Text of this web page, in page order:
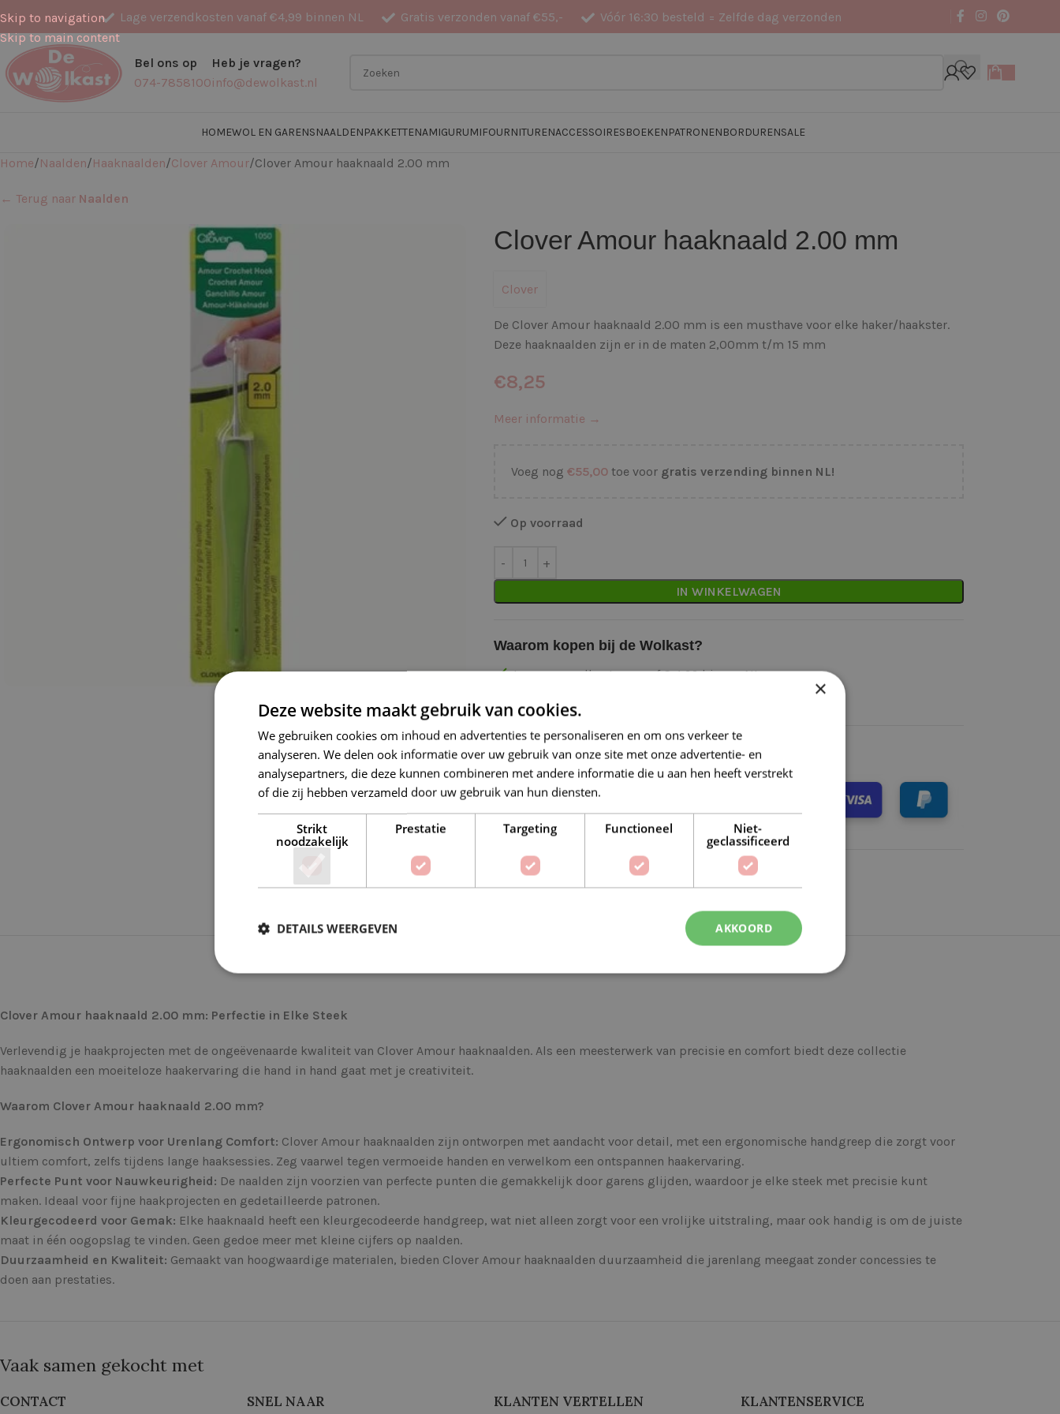
Skip to navigation
Skip to main content
Lage verzendkosten vanaf €4,99 binnen NL Gratis verzonden vanaf €55,- Vóór 16:30 besteld = Zelfde dag verzonden
Bel ons op
074-7858100
Heb je vragen?
info@dewolkast.nl
HOMEWOL EN GARENSNAALDENPAKKETTENAMIGURUMIFOURNITURENACCESSOIRESBOEKENPATRONENBORDURENSALE
Home Naalden Haaknaalden Clover Amour Clover Amour haaknaald 2.00 mm
← Terug naar Naalden
Clover Amour haaknaald 2.00 mm
Clover
De Clover Amour haaknaald 2.00 mm is een musthave voor elke haker/haakster.
Deze haaknaalden zijn er in de maten 2,00mm t/m 15 mm
€8,25
Meer informatie →
Voeg nog €55,00toe voor gratis verzending binnen NL!
Op voorraad
IN WINKELWAGEN
Waarom kopen bij de Wolkast?
Lage verzendkosten vanaf € 4,99 binnen NL
Vóór 16:30 besteld = Zelfde (werk)dag verzonden
Veilig online betalen
Op verlanglijstje Delen:
Clover Amour haaknaald 2.00 mm: Perfectie in Elke Steek
Verlevendig je haakprojecten met de ongeëvenaarde kwaliteit van Clover Amour haaknaalden. Als een meesterwerk van precisie en comfort biedt deze collectie
haaknaalden een moeiteloze haakervaring die hand in hand gaat met je creativiteit.
Waarom Clover Amour haaknaald 2.00 mm?
Ergonomisch Ontwerp voor Urenlang Comfort: Clover Amour haaknaalden zijn ontworpen met aandacht voor detail, met een ergonomische handgreep die zorgt voor
ultiem comfort, zelfs tijdens lange haaksessies. Zeg vaarwel tegen vermoeide handen en verwelkom een ontspannen haakervaring.
Perfecte Punt voor Nauwkeurigheid: De naalden zijn voorzien van perfecte punten die gemakkelijk door garens glijden, waardoor je elke steek met precisie kunt
maken. Ideaal voor fijne haakprojecten en gedetailleerde patronen.
Kleurgecodeerd voor Gemak: Elke haaknaald heeft een kleurgecodeerde handgreep, wat niet alleen zorgt voor een vrolijke uitstraling, maar ook handig is om de juiste
maat in één oogopslag te vinden. Geen gedoe meer met kleine cijfers op naalden.
Duurzaamheid en Kwaliteit: Gemaakt van hoogwaardige materialen, bieden Clover Amour haaknaalden duurzaamheid die jarenlang meegaat zonder concessies te
doen aan prestaties.
Vaak samen gekocht met
CONTACT SNEL NAAR KLANTEN VERTELLEN KLANTENSERVICE
×
Deze website maakt gebruik van cookies.
We gebruiken cookies om inhoud en advertenties te personaliseren en om ons verkeer te
analyseren. We delen ook informatie over uw gebruik van onze site met onze advertentie- en
analysepartners, die deze kunnen combineren met andere informatie die u aan hen heeft verstrekt
of die zij hebben verzameld door uw gebruik van hun diensten.
Strikt
noodzakelijk
Prestatie Targeting Functioneel
Niet-
geclassificeerd
AKKOORD
DETAILS WEERGEVEN